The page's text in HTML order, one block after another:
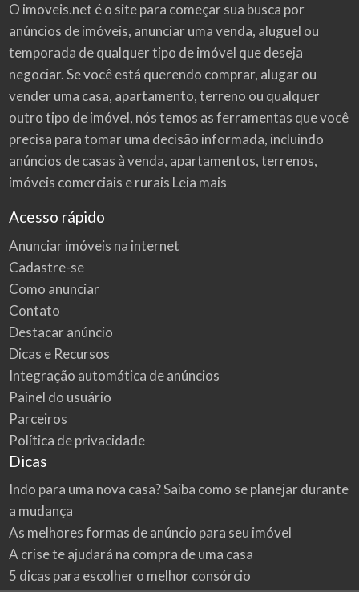
O imoveis.net é o site para começar sua busca por
anúncios de imóveis, anunciar uma venda, aluguel ou
temporada de qualquer tipo de imóvel que deseja
negociar. Se você está querendo comprar, alugar ou
vender uma casa, apartamento, terreno ou qualquer
outro tipo de imóvel, nós temos as ferramentas que você
precisa para tomar uma decisão informada, incluindo
anúncios de casas à venda, apartamentos, terrenos,
imóveis comerciais e rurais Leia mais
Acesso rápido
Anunciar imóveis na internet
Cadastre-se
Como anunciar
Contato
Destacar anúncio
Dicas e Recursos
Integração automática de anúncios
Painel do usuário
Parceiros
Política de privacidade
Dicas
Indo para uma nova casa? Saiba como se planejar durante
a mudança
As melhores formas de anúncio para seu imóvel
A crise te ajudará na compra de uma casa
5 dicas para escolher o melhor consórcio